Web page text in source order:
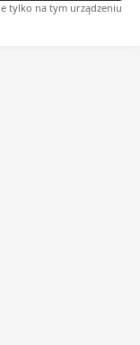
tylko na tym urządzeniu